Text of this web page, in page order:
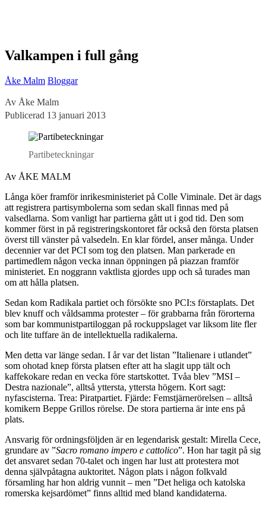
Valkampen i full gång
Åke Malm Bloggar
Av Åke Malm
Publicerad 13 januari 2013
Partibeteckningar
Av ÅKE MALM
Långa köer framför inrikesministeriet på Colle Viminale. Det är dags
att registrera partisymbolerna som sedan skall finnas med på
valsedlarna. Som vanligt har partierna gått ut i god tid. Den som
kommer först in på registreringskontoret får också den första platsen
överst till vänster på valsedeln. En klar fördel, anser många. Under
decennier var det PCI som tog den platsen. Man parkerade en
partimedlem någon vecka innan öppningen på piazzan framför
ministeriet. En noggrann vaktlista gjordes upp och så turades man
om att hålla platsen.
Sedan kom Radikala partiet och försökte sno PCI:s förstaplats. Det
blev knuff och våldsamma protester – för grabbarna från förorterna
som bar kommunistpartiloggan på rockuppslaget var liksom lite fler
och lite tuffare än de intellektuella radikalerna.
Men detta var länge sedan. I år var det listan ”Italienare i utlandet”
som ohotad knep första platsen efter att ha slagit upp tält och
kaffekokare redan en vecka före startskottet. Tvåa blev ”MSI –
Destra nazionale”, alltså yttersta, yttersta högern. Kort sagt:
nyfascisterna. Trea: Piratpartiet. Fjärde: Femstjärnerörelsen – alltså
komikern Beppe Grillos rörelse. De stora partierna är inte ens på
plats.
Ansvarig för ordningsföljden är en legendarisk gestalt: Mirella Cece,
grundare av ”Sacro romano impero e cattolico”. Hon har tagit på sig
det ansvaret sedan 70-talet och ingen har lust att protestera mot
denna självpåtagna auktoritet. Någon plats i någon folkvald
församling har hon aldrig vunnit – men ”Det heliga och katolska
romerska kejsardömet” finns alltid med bland kandidaterna.